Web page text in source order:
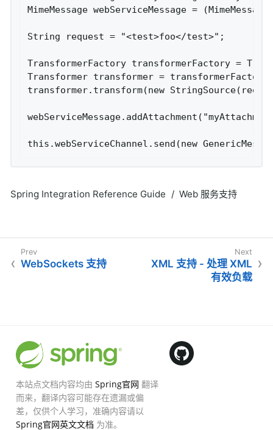
MimeMessage webServiceMessage =
String request = "<test>foo</test>";
TransformerFactory transformerFactory =
Transformer transformer =
transformer.transform(new
Spring Integration Reference Guide Web 服务支持
WebSockets 支持
XML 支持 - 处理 XML
有效负载
本站点文档内容均由 Spring官网 翻译
而来，翻译内容可能存在遗漏或偏
差，仅供个人学习，准确内容请以
Spring官网英文文档 为准。